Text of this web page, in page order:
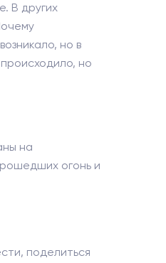
В других
но в
но
на
огонь и
поделиться